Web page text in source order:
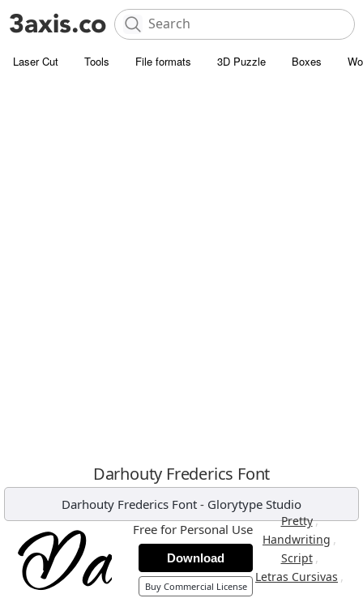
Laser Cut Tools File formats 3D Puzzle Boxes
Darhouty Frederics Font
Darhouty Frederics Font - Glorytype Studio
Pretty,
Handwriting ,
Script ,
Letras Cursivas ,
Free for Personal Use
Download
Buy Commercial License